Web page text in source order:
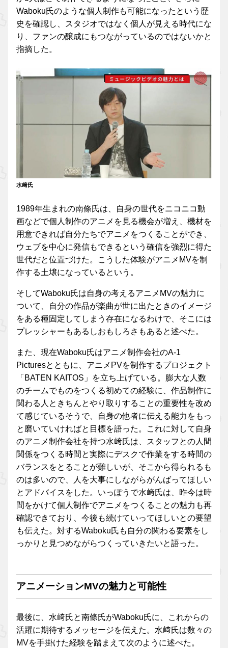
Waboku氏のような個人制作も可能になったという歴
史を確認し、スタジオではなく個人が見える時代にな
り、ファンの醸成にもつながっているのではないかと
指摘した。
水﨑氏
1989年生まれの南條氏は、自身の世代をニコニコ動
画などで個人制作のアニメを見る機会が増え、機材を
用意できれば自分たちでアニメをつくることができ、
ウェブを中心に発信もできるという確信を強烈に得た
世代だと位置づけた。こうした体験がアニメMVを制
作する土壌になっているという。
そしてWaboku氏は自身の考えるアニメMVの魅力に
ついて、自分の作品が楽曲が世に出たときのイメージ
をある種固定してしまう存在になるわけで、そこには
プレッシャーもあるしおもしろさもあると述べた。
また、現在Waboku氏はアニメ制作会社のA-1
Picturesとともに、アニメPVを制作するプロジェクト
「BATEN KAITOS」を立ち上げている。膨大な人数
のチームでものをつくる初めての経験に、作品制作に
関わる人ときちんとやり取りすることの重要性を改め
て感じているそうで、自身の他者に伝える能力をもっ
と磨いていければと目標を語った。これに対して自身
のアニメ制作会社を持つ水﨑氏は、スタッフとの人間
関係をつくる時間と実際にデスクで作業をする時間の
バランスをとることが難しいが、そこから得られるも
のは多いので、人を大事にしながらがんばってほしい
とアドバイスをした。いっぽうで水﨑氏は、昨今は時
間をかけて個人制作でアニメをつくることの魅力も再
確認できており、今後も続けていってほしいとの要望
も伝えた。対するWaboku氏も自分の関わる要素をし
っかりと見つめながらつくっていきたいと語った。
アニメーションMVの魅力と可能性
最後に、水﨑氏と南條氏がWaboku氏に、これからの
活躍に期待するメッセージを伝えた。水﨑氏は数々の
MVを手掛けた経験を踏まえて次のように述べた。